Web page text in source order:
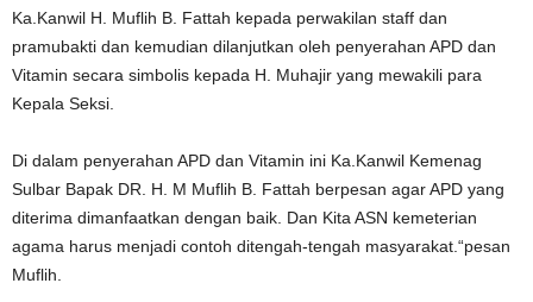
Ka.Kanwil H. Muflih B. Fattah kepada perwakilan staff dan
pramubakti dan kemudian dilanjutkan oleh penyerahan APD dan
Vitamin secara simbolis kepada H. Muhajir yang mewakili para
Kepala Seksi.
Di dalam penyerahan APD dan Vitamin ini Ka.Kanwil Kemenag
Sulbar Bapak DR. H. M Muflih B. Fattah berpesan agar APD yang
diterima dimanfaatkan dengan baik. Dan Kita ASN kemeterian
agama harus menjadi contoh ditengah-tengah masyarakat.“pesan
Muflih.